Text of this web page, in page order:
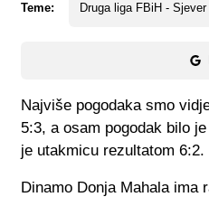
Teme: Druga liga FBiH - Sjever
Najviše pogodaka smo
5:3, a osam pogodak bilo
je utakmicu rezultatom 6:2.
Dinamo Donja Mahala ima